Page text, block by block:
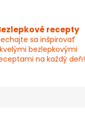
recepty
sa inšpirovať
bezlepkovými
na každý deň!